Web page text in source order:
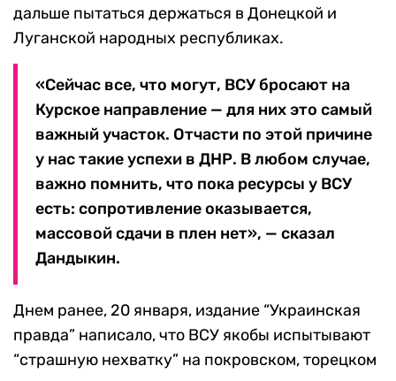
дальше пытаться держаться в Донецкой и
Луганской народных республиках.
«Сейчас все, что могут, ВСУ бросают на
Курское направление — для них это самый
важный участок. Отчасти по этой причине
у нас такие успехи в ДНР. В любом случае,
важно помнить, что пока ресурсы у ВСУ
есть: сопротивление оказывается,
массовой сдачи в плен нет», — сказал
Дандыкин.
Днем ранее, 20 января, издание “Украинская
правда” написало, что ВСУ якобы испытывают
“страшную нехватку” на покровском, торецком